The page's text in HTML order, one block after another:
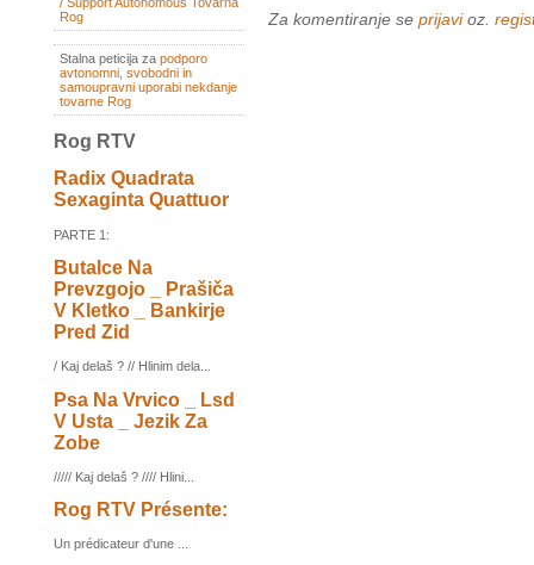
Rog
Stalna peticija za podporo
avtonomni, svobodni in
samoupravni uporabi nekdanje
tovarne Rog
Rog RTV
Radix Quadrata
Sexaginta Quattuor
PARTE 1:
Butalce Na
Prevzgojo _ Prašiča
V Kletko _ Bankirje
Pred Zid
/ Kaj delaš ? // Hlinim dela...
Psa Na Vrvico _ Lsd
V Usta _ Jezik Za
Zobe
///// Kaj delaš ? //// Hlini...
Rog RTV Présente:
Un prédicateur d'une ...
Za komentiranje se prijavioz.